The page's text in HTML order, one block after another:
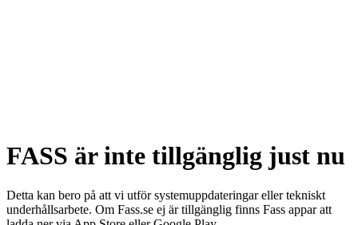
FASS är inte tillgänglig just nu
Detta kan bero på att vi utför systemuppdateringar eller tekniskt
underhållsarbete. Om Fass.se ej är tillgänglig finns Fass appar att